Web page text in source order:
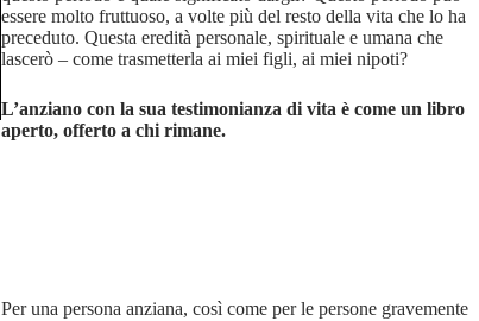
essere molto fruttuoso, a volte più del resto della vita che lo ha
preceduto. Questa eredità personale, spirituale e umana che
lascerò – come trasmetterla ai miei figli, ai miei nipoti?
L’anziano con la sua testimonianza di vita è come un libro
aperto, offerto a chi rimane.
Per una persona anziana, così come per le persone gravemente